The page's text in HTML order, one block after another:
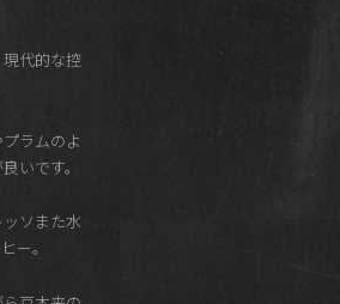
代的な控
ラムのよ
いです。
ソまた水
ー。